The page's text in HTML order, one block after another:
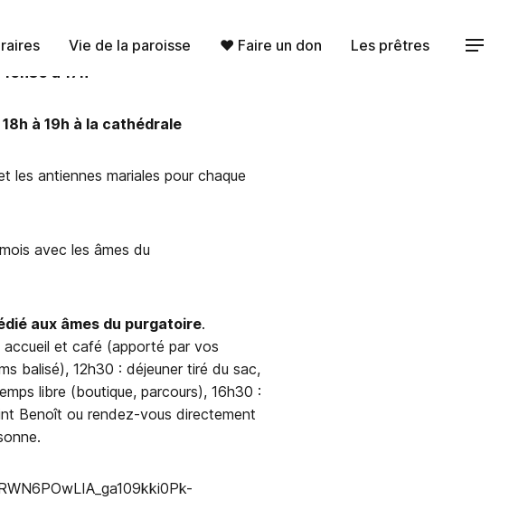
Vie de la paroisse ♥︎ Faire un don
Les prêtres
à 17h
à 19h à la cathédrale
les antiennes mariales pour chaque
avec les âmes du
aux âmes du purgatoire.
et café (apporté par vos
balisé), 12h30 : déjeuner tiré du sac,
libre (boutique, parcours), 16h30 :
Benoît ou rendez-vous directement